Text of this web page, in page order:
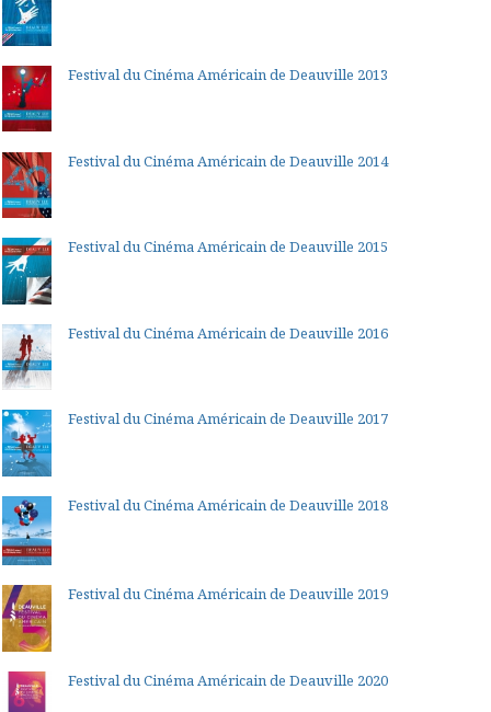
Festival du Cinéma Américain de Deauville 2013
Festival du Cinéma Américain de Deauville 2014
Festival du Cinéma Américain de Deauville 2015
Festival du Cinéma Américain de Deauville 2016
Festival du Cinéma Américain de Deauville 2017
Festival du Cinéma Américain de Deauville 2018
Festival du Cinéma Américain de Deauville 2019
Festival du Cinéma Américain de Deauville 2020